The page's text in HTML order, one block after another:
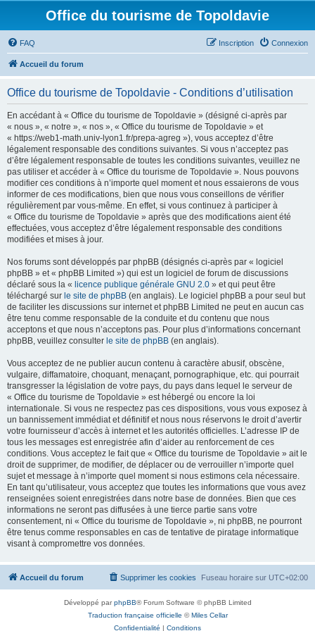
Office du tourisme de Topoldavie
FAQ Connexion
Inscription
Accueil du forum
Office du tourisme de Topoldavie - Conditions d’utilisation
En accédant à « Office du tourisme de Topoldavie » (désigné ci-après par
« nous », « notre », « nos », « Office du tourisme de Topoldavie » et
« https://web1-math.univ-lyon1.fr/prepa-agreg »), vous acceptez d’être
légalement responsable des conditions suivantes. Si vous n’acceptez pas
d’être légalement responsable de toutes les conditions suivantes, veuillez ne
pas utiliser et accéder à « Office du tourisme de Topoldavie ». Nous pouvons
modifier ces conditions à n’importe quel moment et nous essaierons de vous
informer de ces modifications, bien que nous vous conseillons de vérifier
régulièrement par vous-même. En effet, si vous continuez à participer à
« Office du tourisme de Topoldavie » après que des modifications aient été
effectuées, vous acceptez d’être légalement responsable des conditions
modifiées et mises à jour.
Nos forums sont développés par phpBB (désignés ci-après par « logiciel
phpBB » et « phpBB Limited ») qui est un logiciel de forum de discussions
déclaré sous la « licence publique générale GNU 2.0 » et qui peut être
téléchargé sur le site de phpBB (en anglais). Le logiciel phpBB a pour seul but
de faciliter les discussions sur internet et phpBB Limited ne peut en aucun cas
être tenu comme responsable de la conduite et du contenu que nous
acceptons et que nous n’acceptons pas. Pour plus d’informations concernant
phpBB, veuillez consulter le site de phpBB (en anglais).
Vous acceptez de ne publier aucun contenu à caractère abusif, obscène,
vulgaire, diffamatoire, choquant, menaçant, pornographique, etc. qui pourrait
transgresser la législation de votre pays, du pays dans lequel le serveur de
« Office du tourisme de Topoldavie » est hébergé ou encore la loi
internationale. Si vous ne respectez pas ces dispositions, vous vous exposez à
un bannissement immédiat et définitif et nous nous réservons le droit d’avertir
votre fournisseur d’accès à internet et les autorités officielles. L’adresse IP de
tous les messages est enregistrée afin d’aider au renforcement de ces
conditions. Vous acceptez le fait que « Office du tourisme de Topoldavie » ait le
droit de supprimer, de modifier, de déplacer ou de verrouiller n’importe quel
sujet et message à n’importe quel moment si nous estimons cela nécessaire.
En tant qu’utilisateur, vous acceptez que toutes les informations que vous avez
renseignées soient enregistrées dans notre base de données. Bien que ces
informations ne seront pas diffusées à une tierce partie sans votre
consentement, ni « Office du tourisme de Topoldavie », ni phpBB, ne pourront
être tenus comme responsables en cas de tentative de piratage informatique
visant à compromettre vos données.
Accueil du forum Fuseau horaire sur UTC+02:00
Supprimer les cookies
Développé parphpBB® Forum Software © phpBB Limited
Traduction française officielle ©Miles Cellar
Confidentialité | Conditions